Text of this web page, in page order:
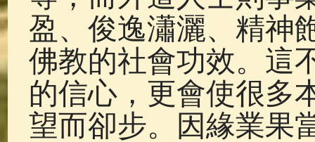
盈、俊逸瀟灑、精神
佛教的社會功效。這
的信心，更會使很多
望而卻步。因緣業果